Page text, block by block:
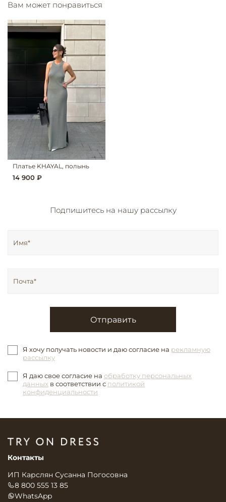
Вам может понравиться
Платье KHAYAL, полынь
14 900 ₽
Подпишитесь на нашу рассылку
Отправить
Я хочу получать новости и даю согласие на рекламную
рассылку
Я даю свое согласие на обработку персональных
данных в соответствии с политикой
конфиденциальности
Контакты
ИП Карслян Сусанна Погосовна
8 800 555 13 85
WhatsApp